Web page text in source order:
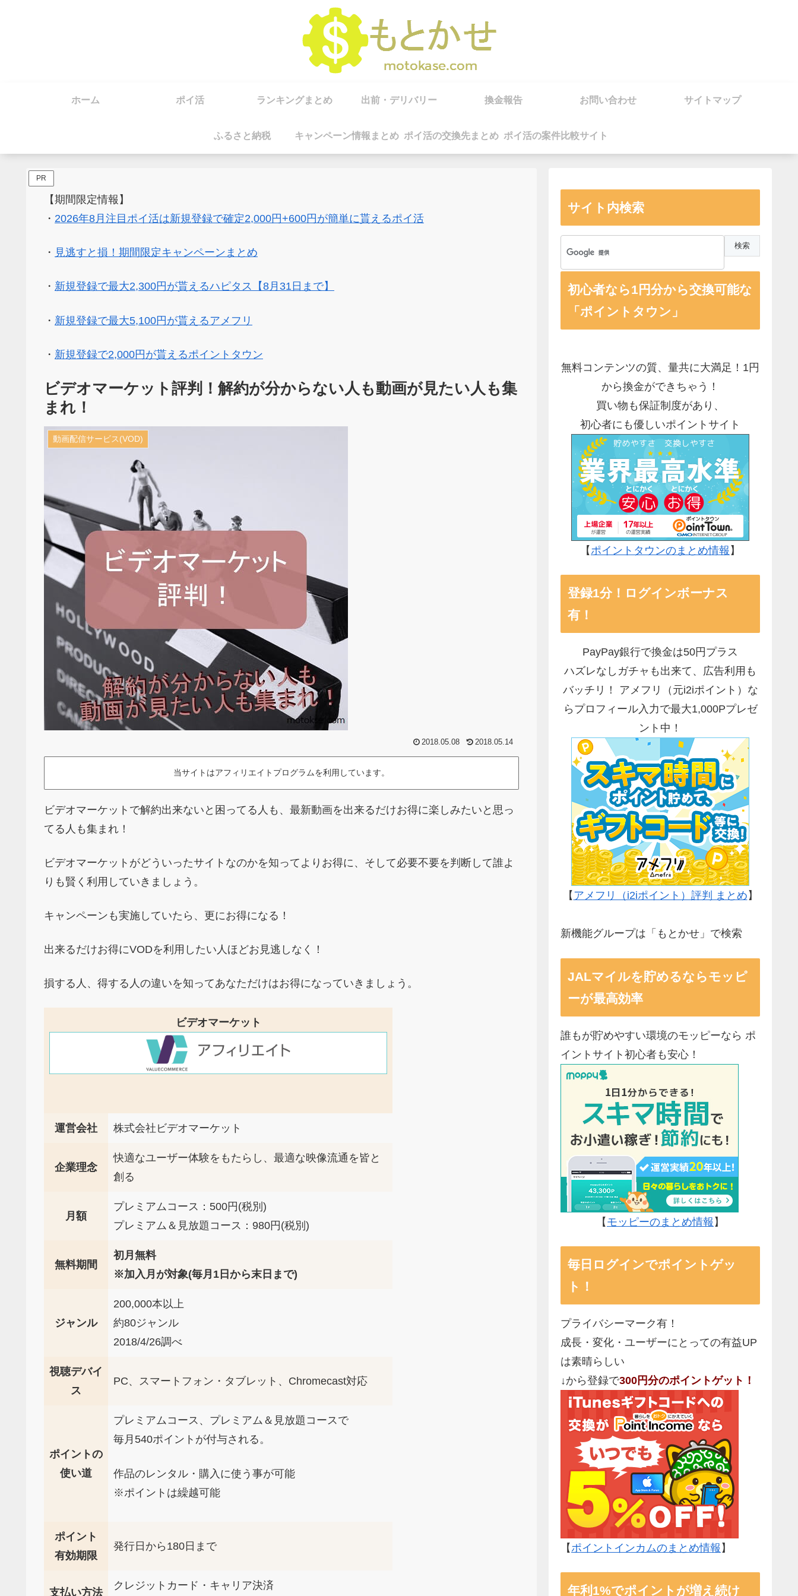
ホーム ポイ活 ランキングまとめ 出前・デリバリー 換金報告 お問い合わせ サイトマップ
ふるさと納税 キャンペーン情報まとめ ポイ活の交換先まとめ ポイ活の案件比較サイト
PR
【期間限定情報】
・ 2026年8月注目ポイ活は新規登録で確定2,000円+600円が簡単に貰えるポイ活
・ 見逃すと損！期間限定キャンペーンまとめ
・ 新規登録で最大2,300円が貰えるハピタス【8月31日まで】
・ 新規登録で最大5,100円が貰えるアメフリ
・ 新規登録で2,000円が貰えるポイントタウン
ビデオマーケット評判！解約が分からない人も動画が見たい人も集
まれ！
動画配信サービス(VOD)
2018.05.08 2018.05.14
当サイトはアフィリエイトプログラムを利用しています。
ビデオマーケットで解約出来ないと困ってる人も、最新動画を出来るだけお得に楽しみたいと思っ
てる人も集まれ！
ビデオマーケットがどういったサイトなのかを知ってよりお得に、そして必要不要を判断して誰よ
りも賢く利用していきましょう。
キャンペーンも実施していたら、更にお得になる！
出来るだけお得にVODを利用したい人ほどお見逃しなく！
損する人、得する人の違いを知ってあなただけはお得になっていきましょう。
ビデオマーケット
運営会社 株式会社ビデオマーケット
企業理念
快適なユーザー体験をもたらし、最適な映像流通を皆と
創る
月額
プレミアムコース：500円(税別)
プレミアム＆見放題コース：980円(税別)
無料期間
初月無料
※加入月が対象(毎月1日から末日まで)
ジャンル
200,000本以上
約80ジャンル
2018/4/26調べ
視聴デバイ
ス
PC、スマートフォン・タブレット、Chromecast対応
ポイントの
使い道
プレミアムコース、プレミアム＆見放題コースで
毎月540ポイントが付与される。
作品のレンタル・購入に使う事が可能
※ポイントは繰越可能
ポイント
有効期限
発行日から180日まで
支払い方法
クレジットカード・キャリア決済
サイト内検索
初心者なら1円分から交換可能な
「ポイントタウン」
無料コンテンツの質、量共に大満足！1円
から換金ができちゃう！
買い物も保証制度があり、
初心者にも優しいポイントサイト
【ポイントタウンのまとめ情報 】
登録1分！ログインボーナス
有！
PayPay銀行で換金は50円プラス
ハズレなしガチャも出来て、広告利用も
バッチリ！ アメフリ（元i2iポイント）な
らプロフィール入力で最大1,000Pプレゼ
ント中！
【 アメフリ（i2iポイント）評判 まとめ 】
新機能グループは「もとかせ」で検索
JALマイルを貯めるならモッピ
ーが最高効率
誰もが貯めやすい環境のモッピーなら ポ
イントサイト初心者も安心！
【 モッピーのまとめ情報 】
毎日ログインでポイントゲッ
ト！
プライバシーマーク有！
成長・変化・ユーザーにとっての有益UP
は素晴らしい
↓から登録で300円分のポイントゲット！
【 ポイントインカムのまとめ情報 】
年利1%でポイントが増え続け